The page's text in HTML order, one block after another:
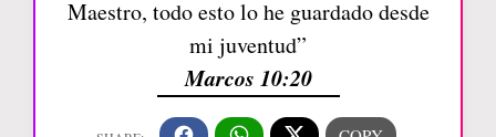
Maestro, todo esto lo he guardado desde
mi juventud”
Marcos 10:20